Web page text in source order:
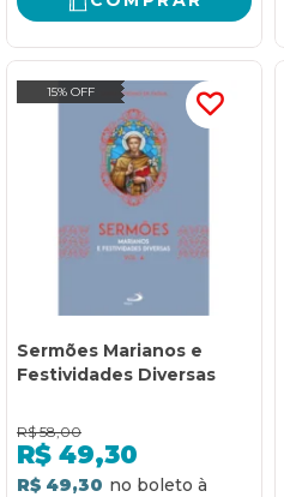
15% OFF
Sermões Marianos e
Festividades Diversas
R$ 58,00
R$ 49,30
R$ 49,30